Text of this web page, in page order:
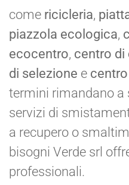
come ricicleria,
piazzola ecologica,
ecocentro, centro
di selezione e
termini rimandano a
servizi di
a recupero o
bisogni Verde srl
professionali.